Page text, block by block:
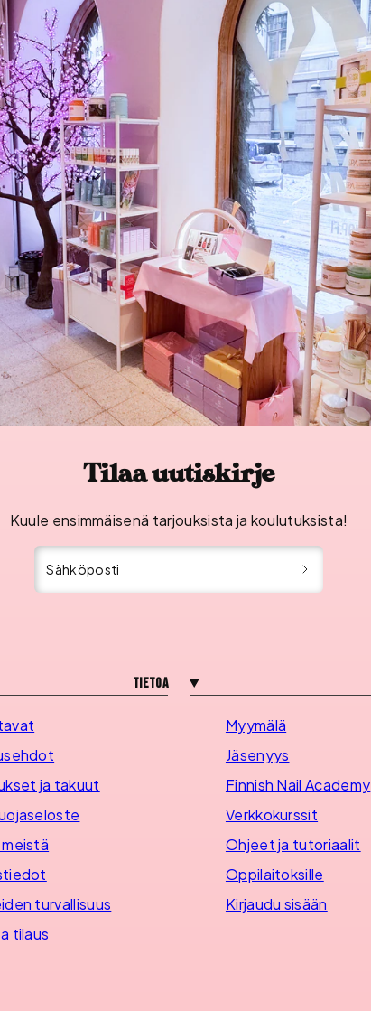
Tilaa uutiskirje
Kuule ensimmäisenä tarjouksista ja koulutuksista!
Sähköposti
Tietoa
ja takuut
turvallisuus
tilaus
Myymälä
Jäsenyys
Finnish Nail Academy
Verkkokurssit
Ohjeet ja tutoriaalit
Oppilaitoksille
Kirjaudu sisään